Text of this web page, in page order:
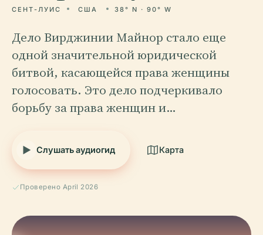
СЕНТ-ЛУИС США 38° N · 90° W
Дело Вирджинии Майнор стало еще
одной значительной юридической
битвой, касающейся права женщины
голосовать. Это дело подчеркивало
борьбу за права женщин и…
Слушать аудиогид Карта
Проверено April 2026